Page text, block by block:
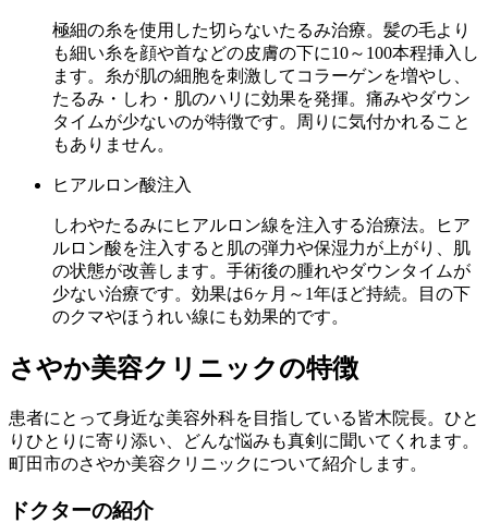
極細の糸を使用した切らないたるみ治療。髪の毛より
も細い糸を顔や首などの皮膚の下に10～100本程挿入し
ます。糸が肌の細胞を刺激してコラーゲンを増やし、
たるみ・しわ・肌のハリに効果を発揮。痛みやダウン
タイムが少ないのが特徴です。周りに気付かれること
もありません。
ヒアルロン酸注入
しわやたるみにヒアルロン線を注入する治療法。ヒア
ルロン酸を注入すると肌の弾力や保湿力が上がり、肌
の状態が改善します。手術後の腫れやダウンタイムが
少ない治療です。効果は6ヶ月～1年ほど持続。目の下
のクマやほうれい線にも効果的です。
さやか美容クリニックの特徴
患者にとって身近な美容外科を目指している皆木院長。ひと
りひとりに寄り添い、どんな悩みも真剣に聞いてくれます。
町田市のさやか美容クリニックについて紹介します。
ドクターの紹介